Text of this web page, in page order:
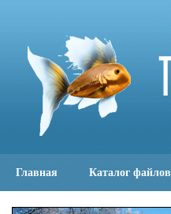
Главная Каталог файлов